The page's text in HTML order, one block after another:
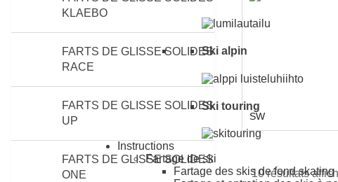
Ski alpin
Ski touring
Instructions
Fartage de ski
Fartage des skis de fond skating
KLAEBO
FARTS DE GLISSE SOLIDES
RACE
FARTS DE GLISSE SOLIDES
UP
FARTS DE GLISSE SOLIDES
ONE
SW
10 résultats